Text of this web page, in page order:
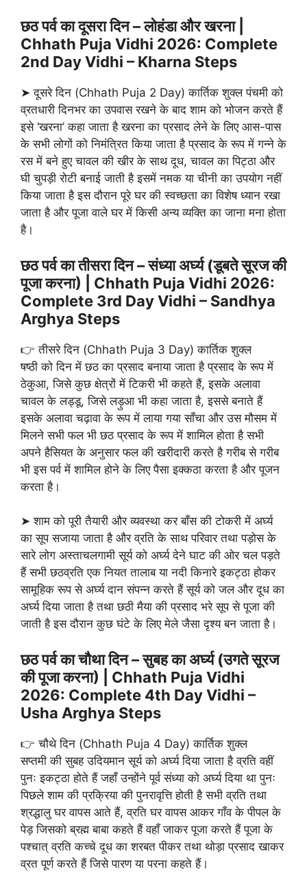
छठ पर्व का दूसरा दिन – लोहंडा और खरना |
Chhath Puja Vidhi 2026: Complete
2nd Day Vidhi – Kharna Steps
➤ दूसरे दिन (Chhath Puja 2 Day) कार्तिक शुक्ल पंचमी को
व्रतधारी दिनभर का उपवास रखने के बाद शाम को भोजन करते हैं
इसे ‘खरना’ कहा जाता है खरना का प्रसाद लेने के लिए आस-पास
के सभी लोगों को निमंत्रित किया जाता है प्रसाद के रूप में गन्ने के
रस में बने हुए चावल की खीर के साथ दूध, चावल का पिट्ठा और
घी चुपड़ी रोटी बनाई जाती है इसमें नमक या चीनी का उपयोग नहीं
किया जाता है इस दौरान पूरे घर की स्वच्छता का विशेष ध्यान रखा
जाता है और पूजा वाले घर में किसी अन्य व्यक्ति का जाना मना होता
है।
छठ पर्व का तीसरा दिन – संध्या अर्घ्य (डूबते सूरज की
पूजा करना) | Chhath Puja Vidhi 2026:
Complete 3rd Day Vidhi – Sandhya
Arghya Steps
👉 तीसरे दिन (Chhath Puja 3 Day) कार्तिक शुक्ल
षष्ठी को दिन में छठ का प्रसाद बनाया जाता है प्रसाद के रूप में
ठेकुआ, जिसे कुछ क्षेत्रों में टिकरी भी कहते हैं, इसके अलावा
चावल के लड्डू, जिसे लड़ुआ भी कहा जाता है, इससे बनाते हैं
इसके अलावा चढ़ावा के रूप में लाया गया साँचा और उस मौसम में
मिलने सभी फल भी छठ प्रसाद के रूप में शामिल होता है सभी
अपने हैसियत के अनुसार फल की खरीदारी करते है गरीब से गरीब
भी इस पर्व में शामिल होने के लिए पैसा इक्कठा करता है और पूजन
करता है।
➤ शाम को पूरी तैयारी और व्यवस्था कर बाँस की टोकरी में अर्घ्य
का सूप सजाया जाता है और व्रति के साथ परिवार तथा पड़ोस के
सारे लोग अस्ताचलगामी सूर्य को अर्घ्य देने घाट की ओर चल पड़ते
हैं सभी छठव्रति एक नियत तालाब या नदी किनारे इकट्ठा होकर
सामूहिक रूप से अर्घ्य दान संपन्न करते हैं सूर्य को जल और दूध का
अर्घ्य दिया जाता है तथा छठी मैया की प्रसाद भरे सूप से पूजा की
जाती है इस दौरान कुछ घंटे के लिए मेले जैसा दृश्य बन जाता है।
छठ पर्व का चौथा दिन – सुबह का अर्घ्य (उगते सूरज
की पूजा करना) | Chhath Puja Vidhi
2026: Complete 4th Day Vidhi –
Usha Arghya Steps
👉 चौथे दिन (Chhath Puja 4 Day) कार्तिक शुक्ल
सप्तमी की सुबह उदियमान सूर्य को अर्घ्य दिया जाता है व्रति वहीं
पुनः इकट्ठा होते हैं जहाँ उन्होंने पूर्व संध्या को अर्घ्य दिया था पुनः
पिछले शाम की प्रक्रिया की पुनरावृत्ति होती है सभी व्रति तथा
श्रद्धालु घर वापस आते हैं, व्रति घर वापस आकर गाँव के पीपल के
पेड़ जिसको ब्रह्म बाबा कहते हैं वहाँ जाकर पूजा करते हैं पूजा के
पश्चात् व्रति कच्चे दूध का शरबत पीकर तथा थोड़ा प्रसाद खाकर
व्रत पूर्ण करते हैं जिसे पारण या परना कहते हैं।